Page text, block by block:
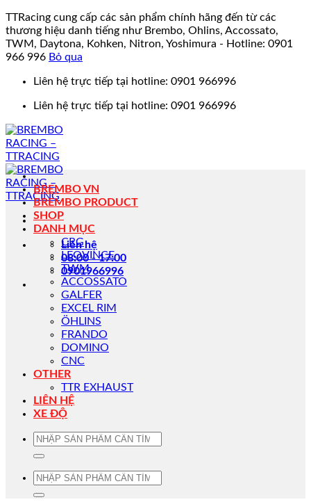
TTRacing cung cấp các sản phẩm chính hãng đến từ các
thương hiệu danh tiếng như Brembo, Ohlins, Accossato,
TWM, Daytona, Kohken, Nitron, Yoshimura - Hotline: 0901
966 996 Bỏ qua
Liên hệ trực tiếp tại hotline: 0901 966996
Liên hệ trực tiếp tại hotline: 0901 966996
Liên hệ
08:00 - 17:00
0901966996
BREMBO VN
BREMBO PRODUCT
SHOP
DANH MỤC
CRG
LEOVINCE
TWM
ACCOSSATO
GALFER
EXCEL RIM
ÖHLINS
FRANDO
DOMINO
CNC
OTHER
TTR EXHAUST
LIÊN HỆ
XE ĐỘ
Tìm
Tìm